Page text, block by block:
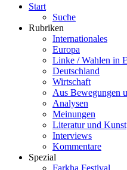
Start
Suche
Rubriken
Internationales
Europa
Linke / Wahlen in
Deutschland
Wirtschaft
Aus Bewegungen
Analysen
Meinungen
Literatur und Kunst
Interviews
Kommentare
Spezial
Farkha Festival